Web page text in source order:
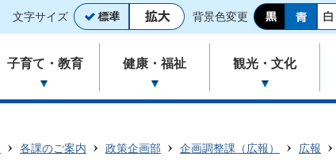
文字サイズ 背景色変更
子育て・教育 健康・福祉 観光・文化
各課のご案内 政策企画部 企画調整課（広報） 広報